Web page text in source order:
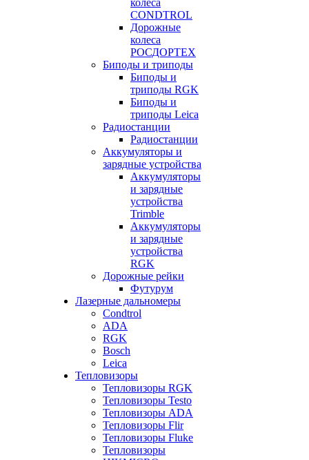
колеса
CONDTROL
Дорожные
колеса
РОСДОРТЕХ
Биподы и триподы
Биподы и
триподы RGK
Биподы и
триподы Leica
Радиостанции
Радиостанции
Аккумуляторы и
зарядные устройства
Аккумуляторы
и зарядные
устройства
Trimble
Аккумуляторы
и зарядные
устройства
RGK
Дорожные рейки
Футурум
Лазерные дальномеры
Condtrol
ADA
RGK
Bosch
Leica
Тепловизоры
Тепловизоры RGK
Тепловизоры Testo
Тепловизоры ADA
Тепловизоры Flir
Тепловизоры Fluke
Тепловизоры